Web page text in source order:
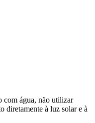
com água, não utilizar
diretamente à luz solar e à